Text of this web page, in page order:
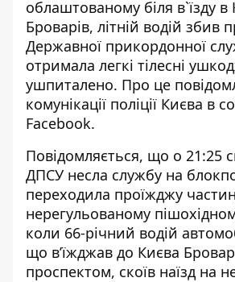
облаштованому біля в`їзду в
Броварів, літній водій збив
Державної прикордонної
отримала легкі тілесні
ушпиталено. Про це
комунікації поліції Києва в
Facebook.
Повідомляється, що о 21:25
ДПСУ несла службу на
переходила проїжджу
нерегульованому
коли 66-річний водій
що в’їжджав до Києва
проспектом, скоїв наїзд на